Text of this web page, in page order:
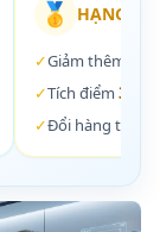
🥇 HẠNG
✓Giảm thêm
✓Tích điểm 3%
✓Đổi hàng trong